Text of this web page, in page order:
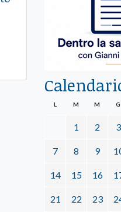
L M M G
1 2 3
7 8 9
14 15 16
21 22 23